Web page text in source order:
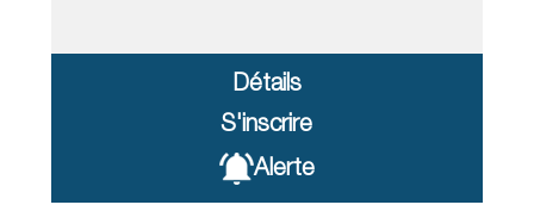
Détails
S'inscrire
Alerte